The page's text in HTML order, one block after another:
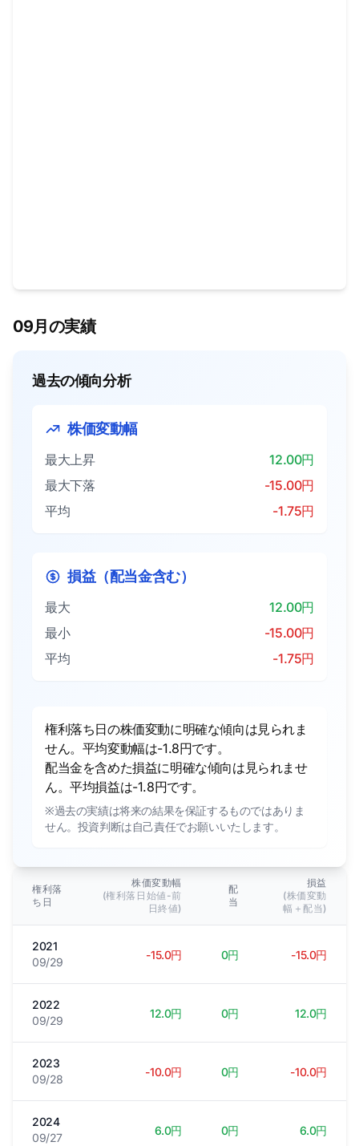
09月の実績
過去の傾向分析
株価変動幅
最大上昇
12.00円
最大下落
-15.00円
平均
-1.75円
損益（配当金含む）
最大
12.00円
最小
-15.00円
平均
-1.75円
権利落ち日の株価変動に明確な傾向は見られま
せん。平均変動幅は-1.8円です。
配当金を含めた損益に明確な傾向は見られませ
ん。平均損益は-1.8円です。
※過去の実績は将来の結果を保証するものではありま
せん。投資判断は自己責任でお願いいたします。
権利落
ち日
株価変動幅
(権利落日始値-前
日終値)
配
当
損益
(株価変動
幅＋配当)
2021
09/29
-15.0円 0円 -15.0円
2022
09/29
12.0円 0円 12.0円
2023
09/28
-10.0円 0円 -10.0円
2024
09/27
6.0円 0円 6.0円